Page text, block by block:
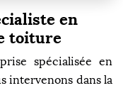
en
toiture
spécialisée en
intervenons dans la